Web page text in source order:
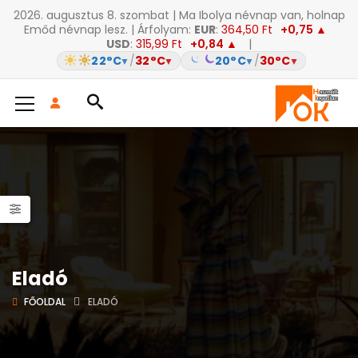
2026. augusztus 8. szombat | Ma Ibolya névnap van, holnap
Emőd névnap lesz. | Árfolyam: EUR: 364,50 Ft +0,75 ▲
USD: 315,99 Ft +0,84 ▲
|
22°C▼/32°C▼ 20°C▼/30°C▼
Eladó
FŐOLDAL ELADÓ